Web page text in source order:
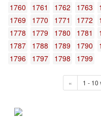
1760
1761 1762 1763
1769
1770 1771 1772
1778
1779 1780 1781
1787
1788 1789 1790
1796
1797 1798 1799
« 1 - 10